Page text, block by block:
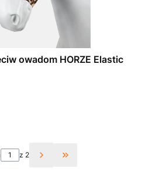
owadom HORZE Elastic
z 2 Przejdź do ostatniej